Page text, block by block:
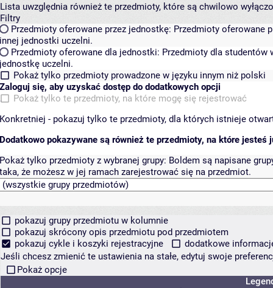
Lista uwzględnia również te przedmioty, które są chwilowo
Filtry
Przedmioty oferowane przez jednostkę: Przedmioty oferowane
innej jednostki uczelni.
Przedmioty oferowane dla jednostki: Przedmioty dla studentów
jednostkę uczelni.
Pokaż tylko przedmioty prowadzone w języku innym niż polski
Zaloguj się, aby uzyskać dostęp do dodatkowych opcji
Pokaż tylko te przedmioty, na które mogę się rejestrować
Konkretniej - pokazuj tylko te przedmioty, dla których istnieje
Dodatkowo pokazywane są również te przedmioty, na które jesteś
Pokaż tylko przedmioty z wybranej grupy: Boldem są napisane
taka, że możesz w jej ramach zarejestrować się na przedmiot.
pokazuj grupy przedmiotu w kolumnie
pokazuj skrócony opis przedmiotu pod przedmiotem
pokazuj cykle i koszyki rejestracyjne
dodatkowe
Jeśli chcesz zmienić te ustawienia na stałe, edytuj swoje
Pokaż opcje